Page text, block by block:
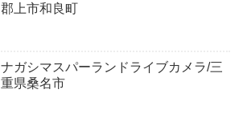
郡上市和良町
ナガシマスパーランドライブカメラ/三
重県桑名市